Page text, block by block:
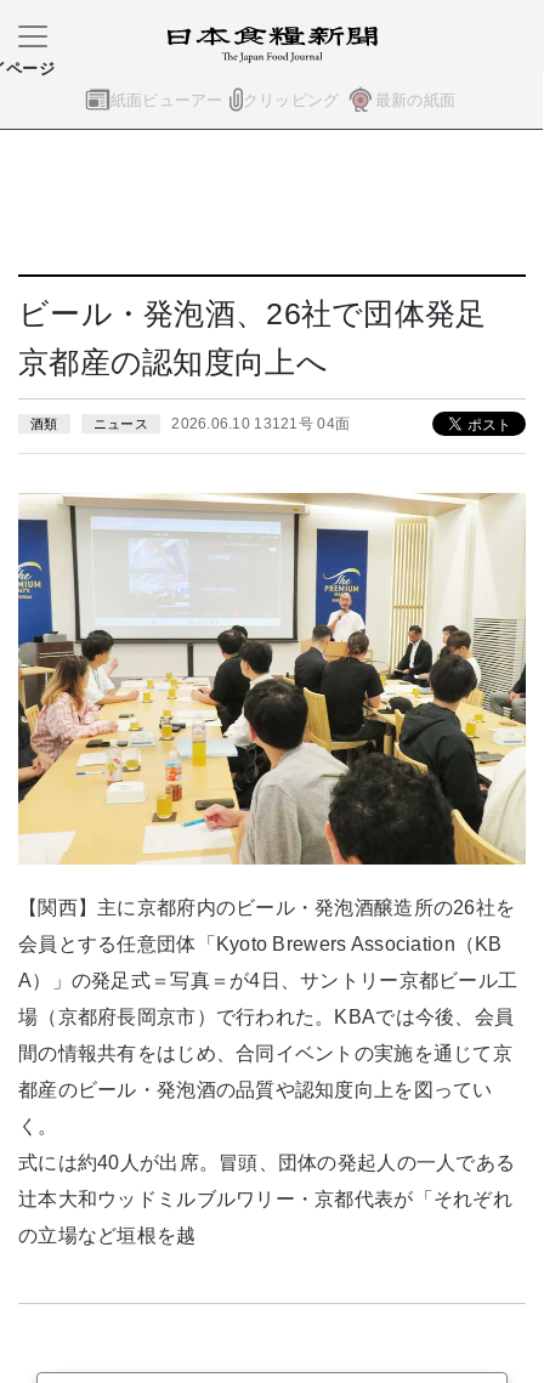
紙面ビューアー クリッピング 最新の紙面
ページ
ビール・発泡酒、26社で団体発足
京都産の認知度向上へ
酒類 ニュース 2026.06.10 13121号 04面
【関西】主に京都府内のビール・発泡酒醸造所の26社を
会員とする任意団体「Kyoto Brewers Association（KB
A）」の発足式＝写真＝が4日、サントリー京都ビール工
場（京都府長岡京市）で行われた。KBAでは今後、会員
間の情報共有をはじめ、合同イベントの実施を通じて京
都産のビール・発泡酒の品質や認知度向上を図ってい
く。
式には約40人が出席。冒頭、団体の発起人の一人である
辻本大和ウッドミルブルワリー・京都代表が「それぞれ
の立場など垣根を越